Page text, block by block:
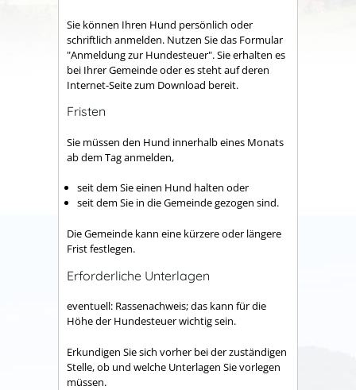
Sie können Ihren Hund persönlich oder
schriftlich anmelden. Nutzen Sie das Formular
"Anmeldung zur Hundesteuer". Sie erhalten es
bei Ihrer Gemeinde oder es steht auf deren
Internet-Seite zum Download bereit.
Fristen
Sie müssen den Hund innerhalb eines Monats
ab dem Tag anmelden,
seit dem Sie einen Hund halten oder
seit dem Sie in die Gemeinde gezogen sind.
Die Gemeinde kann eine kürzere oder längere
Frist festlegen.
Erforderliche Unterlagen
eventuell: Rassenachweis; das kann für die
Höhe der Hundesteuer wichtig sein.
Erkundigen Sie sich vorher bei der zuständigen
Stelle, ob und welche Unterlagen Sie vorlegen
müssen.